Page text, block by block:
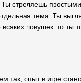
стреляешь
тема. Ты
ловушек, то ты
опыт в игре